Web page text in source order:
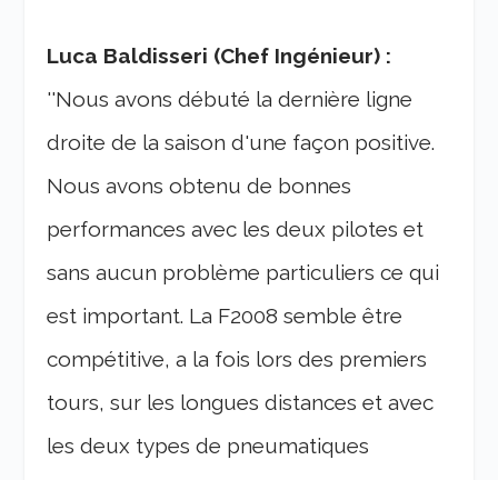
Luca Baldisseri (Chef Ingénieur) :
''Nous avons débuté la dernière ligne
droite de la saison d'une façon positive.
Nous avons obtenu de bonnes
performances avec les deux pilotes et
sans aucun problème particuliers ce qui
est important. La F2008 semble être
compétitive, a la fois lors des premiers
tours, sur les longues distances et avec
les deux types de pneumatiques